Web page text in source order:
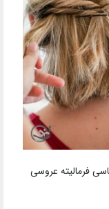
فرمالیته عروسی